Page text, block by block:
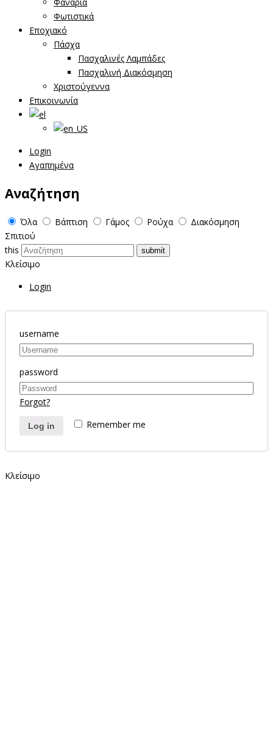
Φανάρια
Φωτιστικά
Εποχιακό
Πάσχα
Πασχαλινές Λαμπάδες
Πασχαλινή Διακόσμηση
Χριστούγεννα
Επικοινωνία
Login
Αγαπημένα
Αναζήτηση
Όλα Βάπτιση Γάμος Ρούχα
Διακόσμηση
Σπιτιού
this
Κλείσιμο
Login
username
password
Forgot?
Remember me
Log in
Κλείσιμο